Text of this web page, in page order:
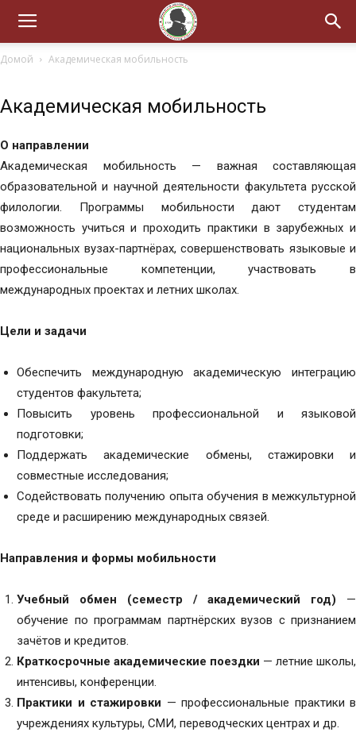
Домой Академическая мобильность
Академическая мобильность
О направлении
Академическая мобильность — важная составляющая
образовательной и научной деятельности факультета русской
филологии. Программы мобильности дают студентам
возможность учиться и проходить практики в зарубежных и
национальных вузах-партнёрах, совершенствовать языковые и
профессиональные компетенции, участвовать в
международных проектах и летних школах.
Цели и задачи
Обеспечить международную академическую интеграцию
студентов факультета;
Повысить уровень профессиональной и языковой
подготовки;
Поддержать академические обмены, стажировки и
совместные исследования;
Содействовать получению опыта обучения в межкультурной
среде и расширению международных связей.
Направления и формы мобильности
Учебный обмен (семестр / академический год) —
обучение по программам партнёрских вузов с признанием
зачётов и кредитов.
Краткосрочные академические поездки — летние школы,
интенсивы, конференции.
Практики и стажировки — профессиональные практики в
учреждениях культуры, СМИ, переводческих центрах и др.